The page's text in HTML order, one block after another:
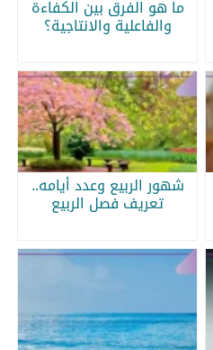
ما هو الفرق بين الكفاءة
والفاعلية والانتاجية؟
شهور الربيع وعدد أيامه..
تعريف فصل الربيع